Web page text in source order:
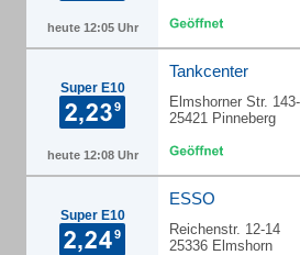
heute 12:05 Uhr
Super E10
heute 12:08 Uhr
Tankcenter
Elmshorner Str.
25421 Pinneberg
Super E10
ESSO
Reichenstr. 12-14
25336 Elmshorn